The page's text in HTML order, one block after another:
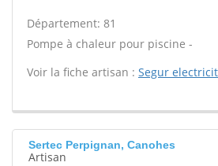
Département: 81
Pompe à chaleur pour piscine -
Voir la fiche artisan : Segur
Sertec Perpignan, Canohes
Artisan